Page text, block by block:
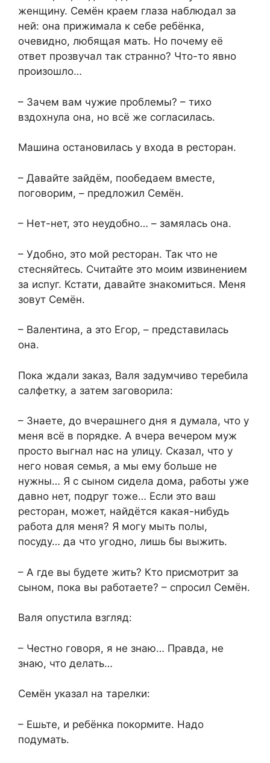
женщину. Семён краем глаза наблюдал за
ней: она прижимала к себе ребёнка,
очевидно, любящая мать. Но почему её
ответ прозвучал так странно? Что-то явно
произошло…
– Зачем вам чужие проблемы? – тихо
вздохнула она, но всё же согласилась.
Машина остановилась у входа в ресторан.
– Давайте зайдём, пообедаем вместе,
поговорим, – предложил Семён.
– Нет-нет, это неудобно… – замялась она.
– Удобно, это мой ресторан. Так что не
стесняйтесь. Считайте это моим извинением
за испуг. Кстати, давайте знакомиться. Меня
зовут Семён.
– Валентина, а это Егор, – представилась
она.
Пока ждали заказ, Валя задумчиво теребила
салфетку, а затем заговорила:
– Знаете, до вчерашнего дня я думала, что у
меня всё в порядке. А вчера вечером муж
просто выгнал нас на улицу. Сказал, что у
него новая семья, а мы ему больше не
нужны… Я с сыном сидела дома, работы уже
давно нет, подруг тоже… Если это ваш
ресторан, может, найдётся какая-нибудь
работа для меня? Я могу мыть полы,
посуду… да что угодно, лишь бы выжить.
– А где вы будете жить? Кто присмотрит за
сыном, пока вы работаете? – спросил Семён.
Валя опустила взгляд:
– Честно говоря, я не знаю… Правда, не
знаю, что делать…
Семён указал на тарелки:
– Ешьте, и ребёнка покормите. Надо
подумать.